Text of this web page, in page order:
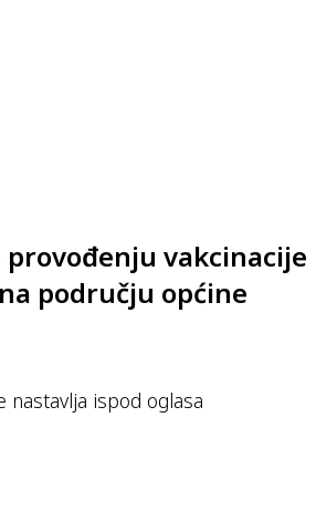
vakcinacije
području općine
nastavlja ispod oglasa